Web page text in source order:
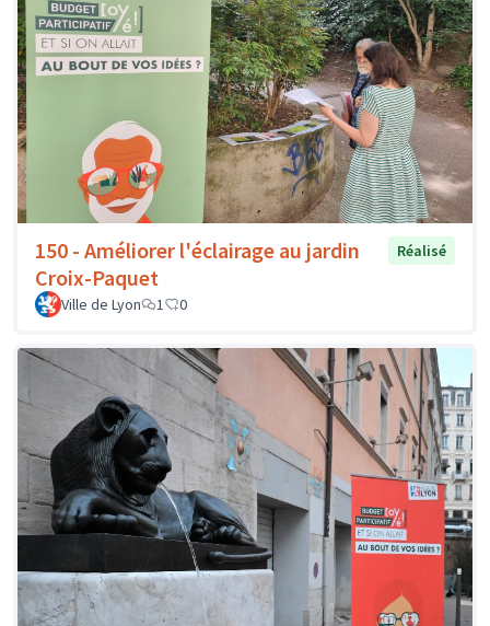
150 - Améliorer l'éclairage au jardin
Croix-Paquet
Réalisé
Ville de Lyon 1 0